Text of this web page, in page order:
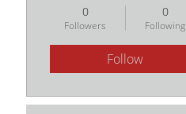
0
Followers
0
Following
Follow